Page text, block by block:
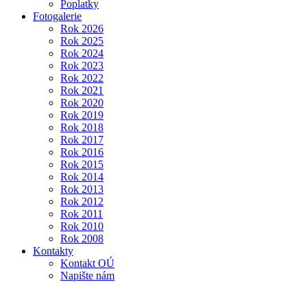
Poplatky
Fotogalerie
Rok 2026
Rok 2025
Rok 2024
Rok 2023
Rok 2022
Rok 2021
Rok 2020
Rok 2019
Rok 2018
Rok 2017
Rok 2016
Rok 2015
Rok 2014
Rok 2013
Rok 2012
Rok 2011
Rok 2010
Rok 2008
Kontakty
Kontakt OÚ
Napište nám